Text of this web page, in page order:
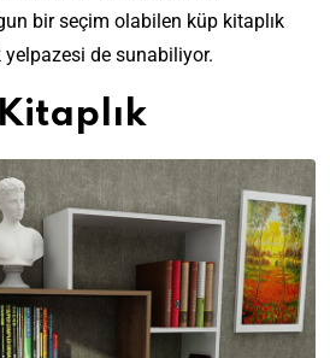
bir seçim olabilen küp kitaplık
de sunabiliyor.